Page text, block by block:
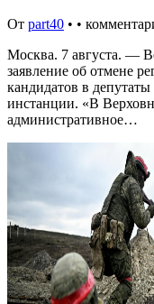
От part40 • •
Москва. 7 августа. —
заявление об отмене
кандидатов в
инстанции. «В
административное…